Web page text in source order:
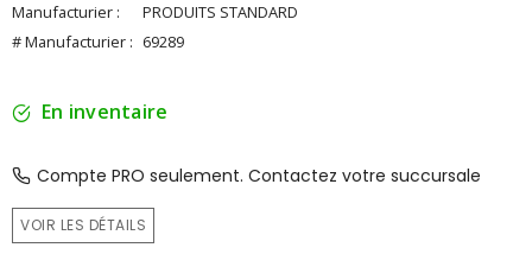
Manufacturier :
PRODUITS STANDARD
# Manufacturier : 69289
En inventaire
Compte PRO seulement. Contactez votre succursale
VOIR LES DÉTAILS